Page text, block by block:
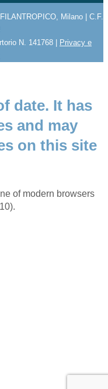
Milano | C.F.
N. 141768 |
Privacy e
date. It has
and may
on this site
of modern browsers